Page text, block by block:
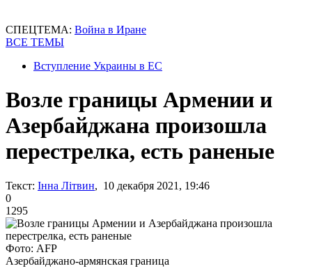
СПЕЦТЕМА: Война в Иране
ВСЕ ТЕМЫ
Вступление Украины в ЕС
Возле границы Армении и
Азербайджана произошла
перестрелка, есть раненые
Текст: Інна Літвин, 10 декабря 2021, 19:46
0
1295
Фото: AFP
Азербайджано-армянская граница